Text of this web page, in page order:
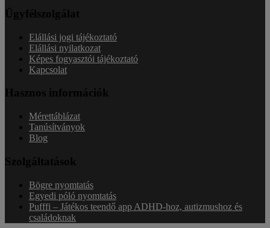
Ügyfélszolgálat
Elállási jogi tájékoztató
Elállási nyilatkozat
Képes fogyasztói tájékoztató
Kapcsolat
Hasznos információk
Mérettáblázat
Tanúsítványok
Blog
Szolgáltatások
Bögre nyomtatás
Egyedi póló nyomtatás
Pufffi – Játékos teendő app ADHD-hoz, autizmushoz és
családoknak